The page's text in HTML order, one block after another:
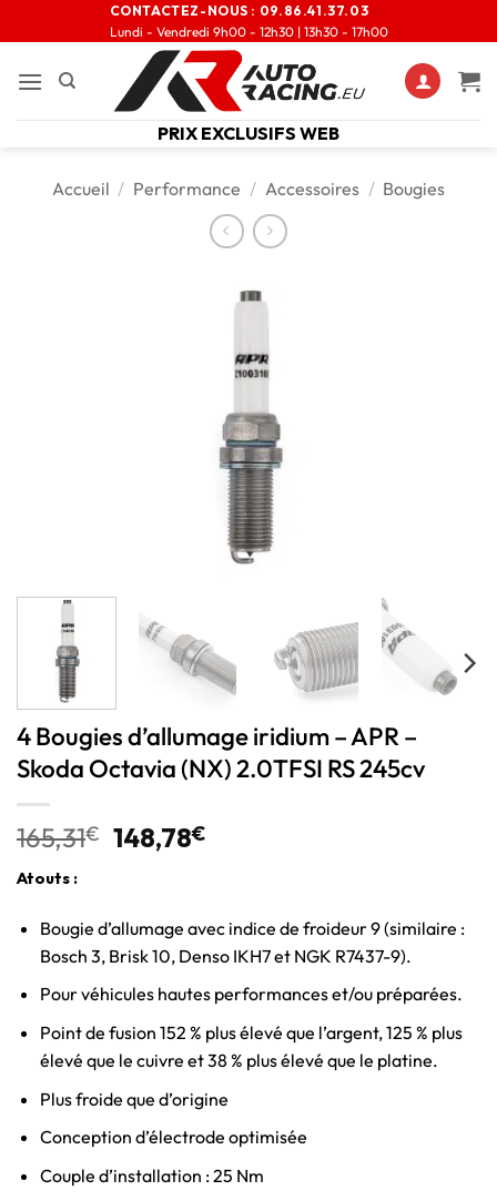
CONTACTEZ-NOUS : 09.86.41.37.03
Lundi - Vendredi 9h00 - 12h30 | 13h30 - 17h00
PRIX EXCLUSIFS WEB
Accueil / Performance / Accessoires / Bougies
4 Bougies d’allumage iridium – APR –
Skoda Octavia (NX) 2.0TFSI RS 245cv
165,31€ 148,78€
Atouts :
Bougie d’allumage avec indice de froideur 9 (similaire :
Bosch 3, Brisk 10, Denso IKH7 et NGK R7437-9).
Pour véhicules hautes performances et/ou préparées.
Point de fusion 152 % plus élevé que l’argent, 125 % plus
élevé que le cuivre et 38 % plus élevé que le platine.
Plus froide que d’origine
Conception d’électrode optimisée
Couple d’installation : 25 Nm